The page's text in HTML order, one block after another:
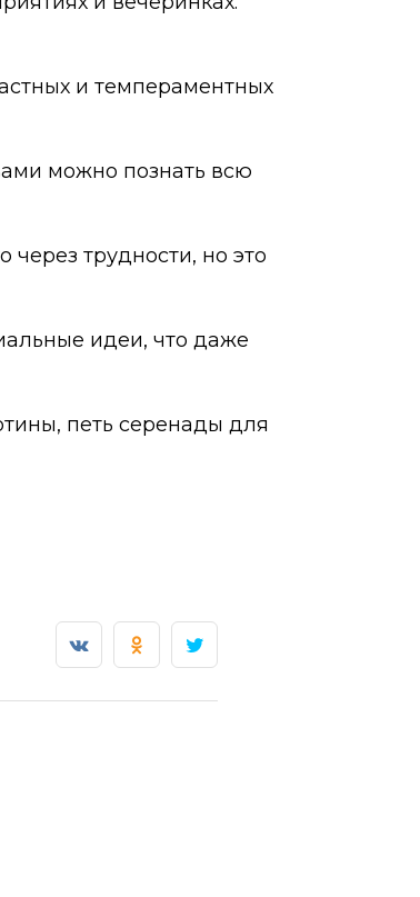
и темпераментных
можно познать всю
трудности, но это
идеи, что даже
петь серенады для